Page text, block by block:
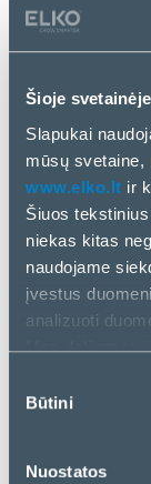
Šioje
Slapukai
mūsų svetaine,
www.elko.lt ir
Šiuos
niekas kitas
naudojame
įvestus
analizuoti
Mes dalijamės
analizės
„Tvarkyti/
pasirinkimas
Būtini
Nuostatos
Pagal šį
pripūtimo
Tiny Pump
čiužinius ir
poilsiui ir
„FLEXTAIL“
poreikius –
lauko įranga.
Nešiojami
gamtoje
„FLEXTAIL“
mėgėjams:
„MAX Pump“